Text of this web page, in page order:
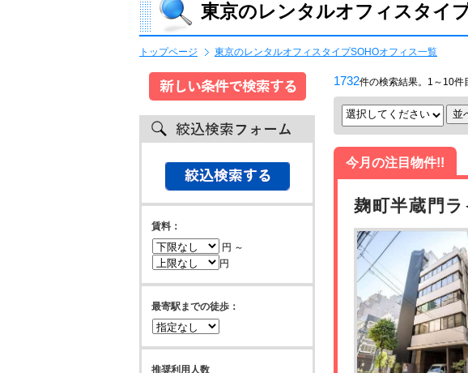
東京のレンタルオフィスタイ
トップページ 東京のレンタルオフィスタイプSOHOオフィス一覧
1732件の検索結果。1～10件
今月の注目物件!!
麹町半蔵門
賃料：
円 ～
円
最寄駅までの徒歩：
推奨利用人数